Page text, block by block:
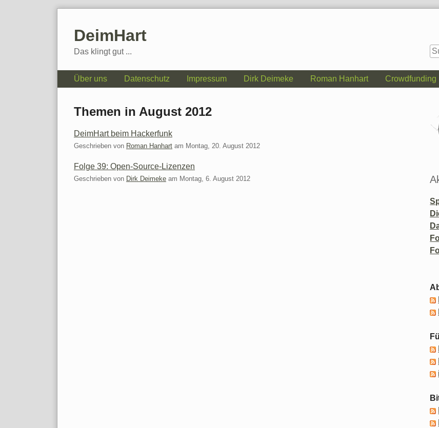
DeimHart
Das klingt gut ...
Navigation
Über uns Datenschutz Impressum Dirk Deimeke Roman Hanhart Crowdfunding
Themen in August 2012
DeimHart beim Hackerfunk
Geschrieben von Roman Hanhart am Montag, 20. August 2012
Folge 39: Open-Source-Lizenzen
Geschrieben von Dirk Deimeke am Montag, 6. August 2012